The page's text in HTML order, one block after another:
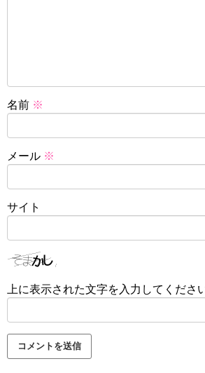
名前 ※
メール ※
サイト
上に表示された文字を入力してくださ